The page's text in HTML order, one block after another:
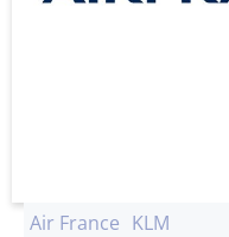
Air France KLM